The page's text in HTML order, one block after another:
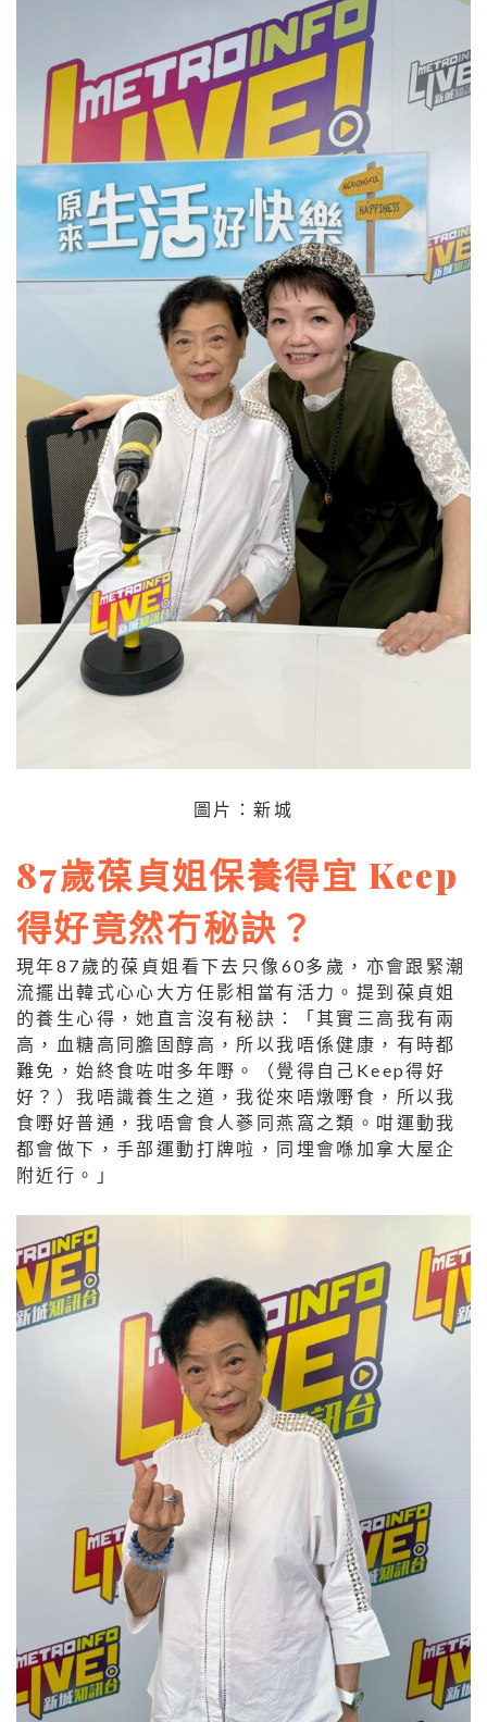
圖片：新城
87歲葆貞姐保養得宜 Keep
得好竟然冇秘訣？
現年87歲的葆貞姐看下去只像60多歲，亦會跟緊潮
流擺出韓式心心大方任影相當有活力。提到葆貞姐
的養生心得，她直言沒有秘訣：「其實 三 高我有 兩
高，血糖高同膽固醇高，所以我唔係健康，有時都
難免，始終食咗咁多年嘢。（覺得自己Keep得好
好？）我唔識養生之道，我從來唔燉嘢食，所以我
食嘢好普通，我唔會食人蔘同燕窩之類。咁運動我
都會做下，手部運動打牌啦，同埋會喺加拿大屋企
附近行。」